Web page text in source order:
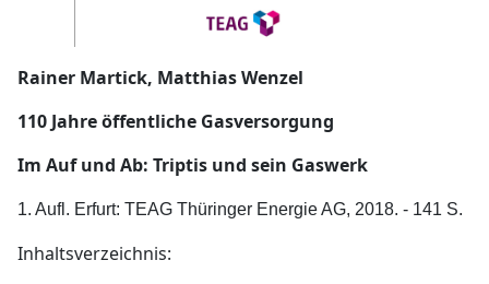
Rainer Martick, Matthias Wenzel
110 Jahre öffentliche Gasversorgung
Im Auf und Ab: Triptis und sein Gaswerk
1. Aufl. Erfurt: TEAG Thüringer Energie AG, 2018. - 141 S.
Inhaltsverzeichnis: